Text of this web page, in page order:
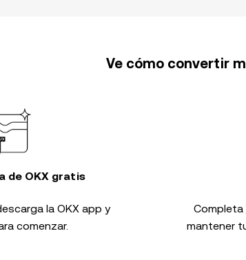
Ve cómo convertir
de OKX gratis
la OKX app y
comenzar.
Completa
mantener